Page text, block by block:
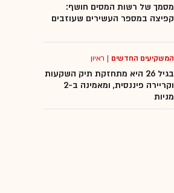
מסמך של רשות המסים חושף:
קפיצה במספר העשירים שעוזבים
המשקיעים החדשים | ראיון
בגיל 26 היא מתחזקת תיק השקעות
וקריירה פיננסית, ומאמינה ב-2
מניות